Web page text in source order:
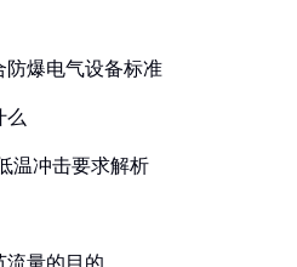
防爆电气设备标准
么
温冲击要求解析
流量的目的